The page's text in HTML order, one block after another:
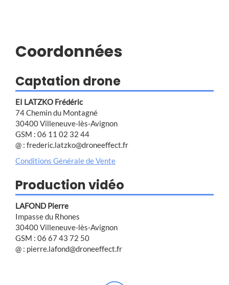
Coordonnées
Captation drone
EI LATZKO Frédéric
74 Chemin du Montagné
30400 Villeneuve-lès-Avignon
GSM : 06 11 02 32 44
@ : frederic.latzko@droneeffect.fr
Conditions Générale de Vente
Production vidéo
LAFOND Pierre
Impasse du Rhones
30400 Villeneuve-lès-Avignon
GSM : 06 67 43 72 50
@ : pierre.lafond@droneeffect.fr